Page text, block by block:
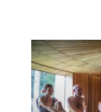
Näyttelyt
Tapahtumat